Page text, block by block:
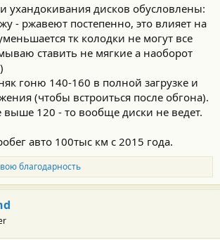
ухандокивания дисков обусловлены:
- ржавеют постепенно, это влияет на
тк колодки не могут все
ставить не мягкие а наоборот
гоню 140-160 в полной загрузке и
(чтобы встроиться после обгона).
выше 120 - то вообще диски не ведет.
авто 100тыс км с 2015 года.
благодарность